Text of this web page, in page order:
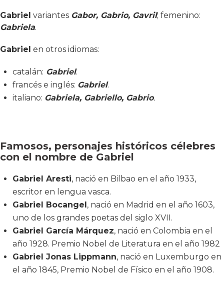
Gabriel variantes Gabor, Gabrio, Gavril; femenino:
Gabriela.
Gabriel en otros idiomas:
catalán: Gabriel.
francés e inglés: Gabriel.
italiano: Gabriela, Gabriello, Gabrio.
Famosos, personajes históricos célebres
con el nombre de Gabriel
Gabriel Aresti, nació en Bilbao en el año 1933,
escritor en lengua vasca.
Gabriel Bocangel, nació en Madrid en el año 1603,
uno de los grandes poetas del siglo XVII.
Gabriel García Márquez, nació en Colombia en el
año 1928. Premio Nobel de Literatura en el año 1982
Gabriel Jonas Lippmann, nació en Luxemburgo en
el año 1845, Premio Nobel de Físico en el año 1908.